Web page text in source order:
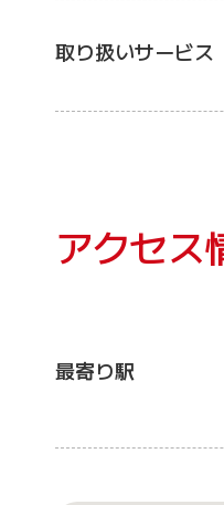
取り扱いサービス
アクセス
最寄り駅